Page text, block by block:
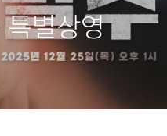
별상영